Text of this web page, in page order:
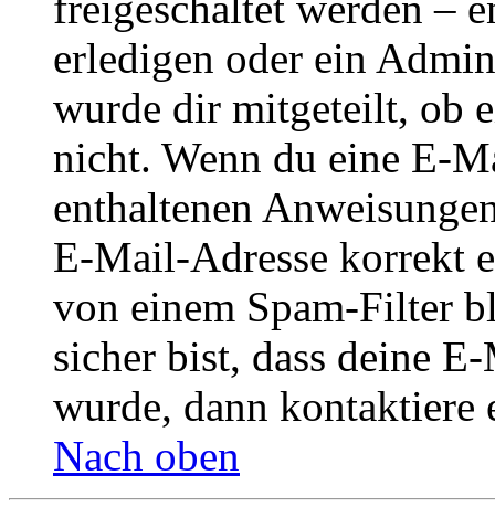
erledigen oder ein
wurde dir mitgeteilt, ob
nicht. Wenn du eine E-
enthaltenen
E-Mail-Adresse korrekt
von einem Spam-Filter
sicher bist, dass deine
wurde, dann kontaktiere
Nach oben